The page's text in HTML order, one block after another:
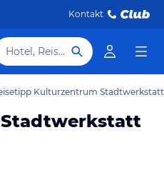
Kontakt
Hotel, Reiseziel
Kulturzentrum Stadtwerkstatt